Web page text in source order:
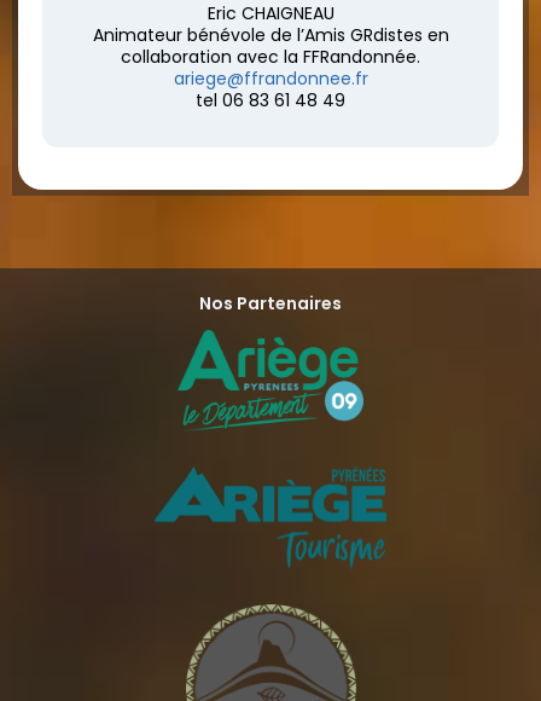
Eric CHAIGNEAU
Animateur bénévole de l’Amis GRdistes en
collaboration avec la FFRandonnée.
ariege@ffrandonnee.fr
tel 06 83 61 48 49
Nos Partenaires